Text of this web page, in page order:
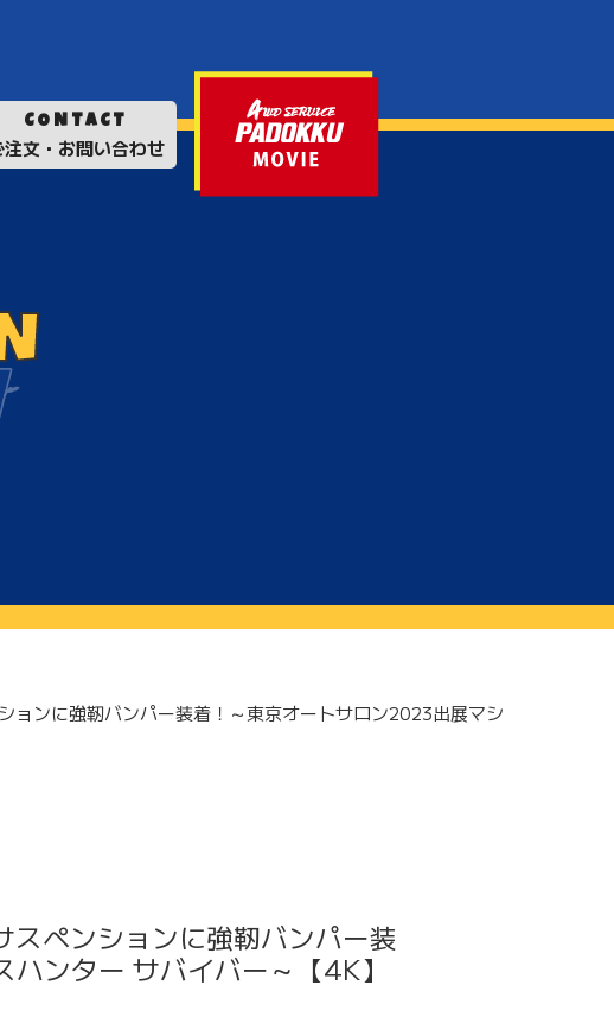
CONTACT
注文・お問い合わせ
ョンに強靭バンパー装着！～東京オートサロン2023出展マシ
スペンションに強靭バンパー装
ンター サバイバー～【4K】